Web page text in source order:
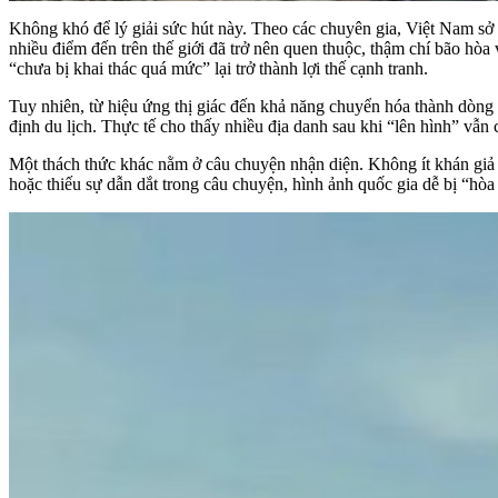
Không khó để lý giải sức hút này. Theo các chuyên gia, Việt Nam
nhiều điểm đến trên thế giới đã trở nên quen thuộc, thậm chí bão
“chưa bị khai thác quá mức” lại trở thành lợi thế cạnh tranh.
Tuy nhiên, từ hiệu ứng thị giác đến khả năng chuyển hóa thành
định du lịch. Thực tế cho thấy nhiều địa danh sau khi “lên hình”
Một thách thức khác nằm ở câu chuyện nhận diện. Không ít khán
hoặc thiếu sự dẫn dắt trong câu chuyện, hình ảnh quốc gia dễ bị